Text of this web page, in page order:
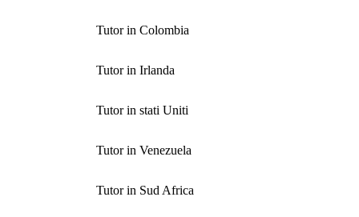
Tutor in Colombia
Tutor in Irlanda
Tutor in stati Uniti
Tutor in Venezuela
Tutor in Sud Africa